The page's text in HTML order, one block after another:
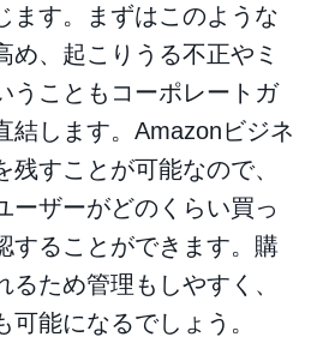
ます。まずはこのような
め、起こりうる不正やミ
うこともコーポレートガ
結します。Amazonビジネ
残すことが可能なので、
ーザーがどのくらい買っ
することができます。購
るため管理もしやすく、
能になるでしょう。